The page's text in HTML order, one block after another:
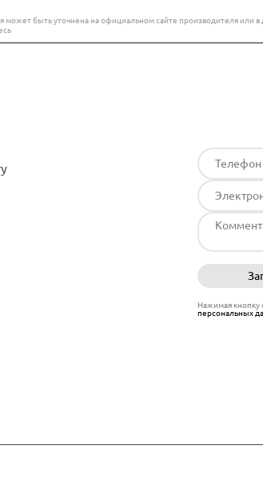
быть уточнена на официальном сайте производителя
Нажимая кнопку
персональных